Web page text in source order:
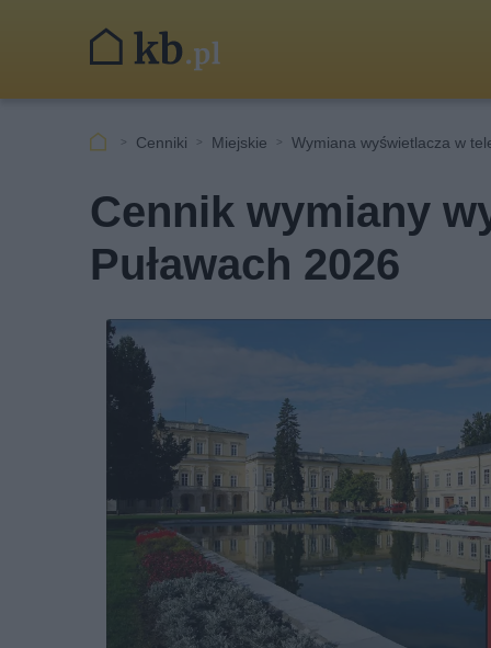
Cenniki Miejskie Wymiana wyświetlacza w
Cennik wymiany
Puławach 2026